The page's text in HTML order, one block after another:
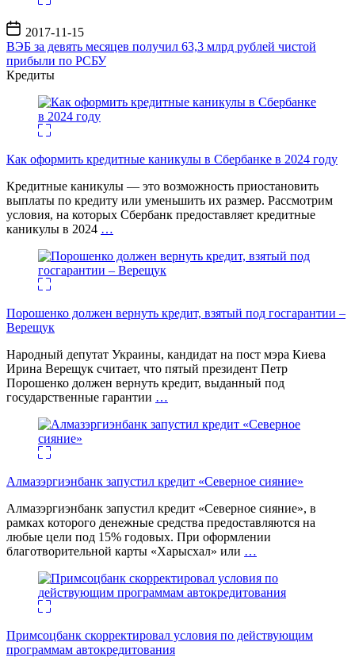
Дата
записи
2017-11-15
ВЭБ за девять месяцев получил 63,3 млрд рублей чистой
прибыли по РСБУ
Кредиты
Как оформить кредитные каникулы в Сбербанке в 2024 году
Кредитные каникулы — это возможность приостановить
выплаты по кредиту или уменьшить их размер. Рассмотрим
условия, на которых Сбербанк предоставляет кредитные
каникулы в 2024 …
Порошенко должен вернуть кредит, взятый под госгарантии –
Верещук
Народный депутат Украины, кандидат на пост мэра Киева
Ирина Верещук считает, что пятый президент Петр
Порошенко должен вернуть кредит, выданный под
государственные гарантии …
Алмазэргиэнбанк запустил кредит «Северное сияние»
Алмазэргиэнбанк запустил кредит «Северное сияние», в
рамках которого денежные средства предоставляются на
любые цели под 15% годовых. При оформлении
благотворительной карты «Харысхал» или …
Примсоцбанк скорректировал условия по действующим
программам автокредитования